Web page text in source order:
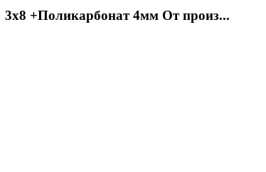
+Поликарбонат 4мм От произ...